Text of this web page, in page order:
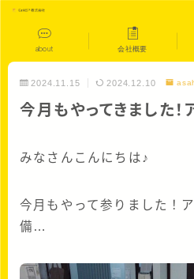
about 会社概要
2024.11.15 2024.12.10
今月もやってきました！
みなさんこんにちは♪
今月もやって参りました！
備…